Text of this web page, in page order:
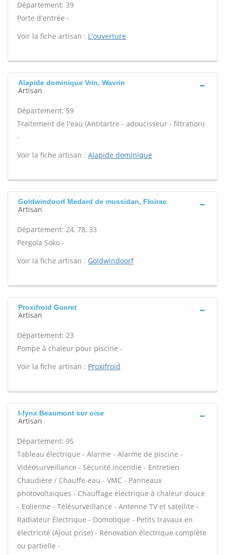
Département: 39
Porte d'entrée -
Voir la fiche artisan : L'ouverture
Alapide dominique Vrin, Wavrin
Artisan
Département: 59
Traitement de l'eau (Antitartre - adoucisseur - filtration)
-
Voir la fiche artisan : Alapide dominique
Goldwindoorf Medard de mussidan, Floirac
Artisan
Département: 24, 78, 33
Pergola Soko -
Voir la fiche artisan : Goldwindoorf
Proxifroid Gueret
Artisan
Département: 23
Pompe à chaleur pour piscine -
Voir la fiche artisan : Proxifroid
I-lynx Beaumont sur oise
Artisan
Département: 95
Tableau électrique - Alarme - Alarme de piscine -
Vidéosurveillance - Sécurité incendie - Entretien
Chaudière / Chauffe-eau - VMC - Panneaux
photovoltaïques - Chauffage électrique à chaleur douce
- Eolienne - Télésurveillance - Antenne TV et satellite -
Radiateur Électrique - Domotique - Petits travaux en
électricité (Ajout prise) - Rénovation électrique complète
ou partielle -